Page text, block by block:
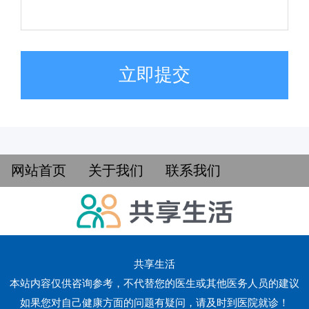
立即提交
网站首页 关于我们 联系我们
共享生活
本站内容仅供咨询参考，不代替您的医生或其他医务人员的建议
如果您对自己健康方面的问题有疑问，请及时到医院就诊！